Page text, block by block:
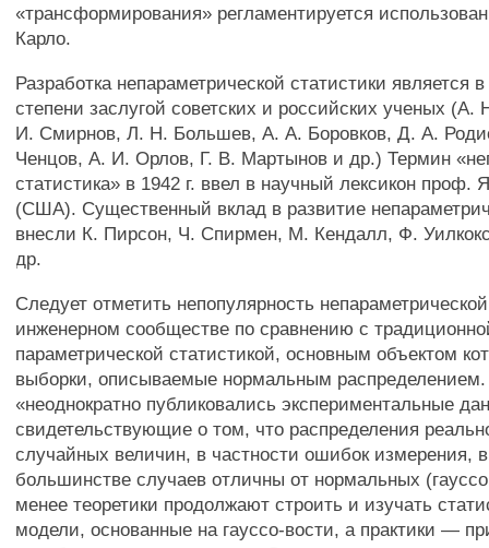
«трансформирования» регламентируется
Карло.
Разработка непараметрической статистики является
степени заслугой советских и российских ученых
И. Смирнов, Л. Н. Большев, А. А. Боровков, Д. А.
Ченцов, А. И. Орлов, Г. В. Мартынов и др.) Термин
статистика» в 1942 г. ввел в научный лексикон
(США). Существенный вклад в развитие
внесли К. Пирсон, Ч. Спирмен, М. Кендалл, Ф.
др.
Следует отметить непопулярность
инженерном сообществе по сравнению с
параметрической статистикой, основным объектом
выборки, описываемые нормальным
«неоднократно публиковались экспериментальные
свидетельствующие о том, что распределения
случайных величин, в частности ошибок измерения,
большинстве случаев отличны от нормальных
менее теоретики продолжают строить и изучать
модели, основанные на гауссо-вости, а практики —